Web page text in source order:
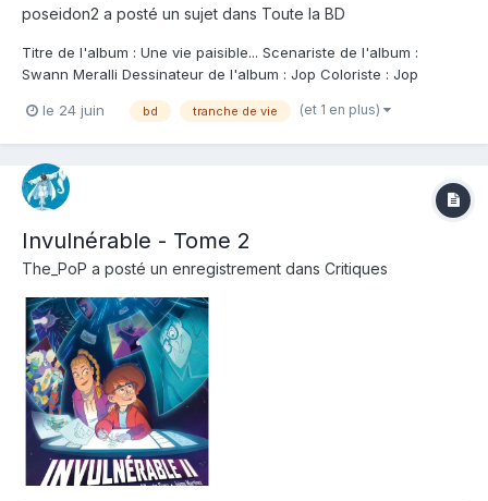
poseidon2 a posté un sujet dans Toute la BD
Titre de l'album : Une vie paisible... Scenariste de l'album :
Swann Meralli Dessinateur de l'album : Jop Coloriste : Jop
de sa retraite, Denis mène une vie cadencée et sans surprise,
le 24 juin bd tranche de vie (et 1 en plus)
Invulnérable - Tome 2
The_PoP a posté un enregistrement dans Critiques